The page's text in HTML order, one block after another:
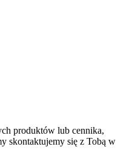
produktów lub cennika,
skontaktujemy się z Tobą w